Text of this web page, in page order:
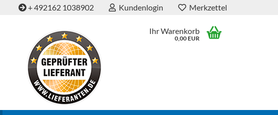
+ 492162 1038902 Kundenlogin Merkzettel
Ihr Warenkorb
0,00 EUR